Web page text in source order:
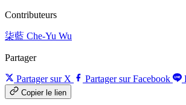
Contributeurs
柒藍 Che-Yu Wu
Partager
Partager sur X Partager sur Facebook
Copier le lien